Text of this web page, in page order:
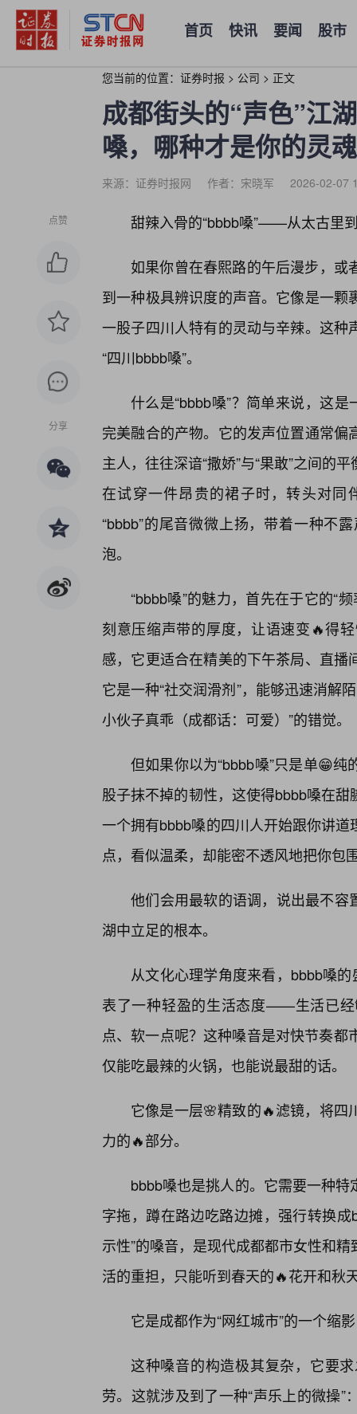
首页 快讯 要闻 股市
您当前的位置： 证券时报 > 公司 > 正文
成都街头的“声色”江
嗓，哪种才是你的灵
来源：证券时报网 作者：宋晓军 2026-02-07
点赞
分享
甜辣入骨的“bbbb嗓”——从太古里
如果你曾在春熙路的午后漫步，或
到一种极具辨识度的声音。它像是一
一股子四川人特有的灵动与辛辣。这
“四川bbbb嗓”。
什么是“bbbb嗓”？简单来说，这
完美融合的产物。它的发声位置通常
主人，往往深谙“撒娇”与“果敢”之间的
在试穿一件昂贵的裙子时，转头对同
“bbbb”的尾音微微上扬，带着一种不
泡。
“bbbb嗓”的魅力，首先在于它的“
刻意压缩声带的厚度，让语速变🔥得
感，它更适合在精美的下午茶局、直
它是一种“社交润滑剂”，能够迅速消解
小伙子真乖（成都话：可爱）”的错觉。
但如果你以为“bbbb嗓”只是单😁
股子抹不掉的韧性，这使得bbbb嗓在
一个拥有bbbb嗓的四川人开始跟你讲
点，看似温柔，却能密不透风地把你包
他们会用最软的语调，说出最不容
湖中立足的根本。
从文化心理学角度来看，bbbb嗓
表了一种轻盈的生活态度——生活已
点、软一点呢？这种嗓音是对快节奏
仅能吃最辣的火锅，也能说最甜的话。
它像是一层🌸精致的🔥滤镜，将
力的🔥部分。
bbbb嗓也是挑人的。它需要一种
字拖，蹲在路边吃路边摊，强行转换
示性”的嗓音，是现代成都都市女性和
活的重担，只能听到春天的🔥花开和秋
它是成都作为“网红城市”的一个缩
这种嗓音的构造极其复杂，它要
劳。这就涉及到了一种“声乐上的微操